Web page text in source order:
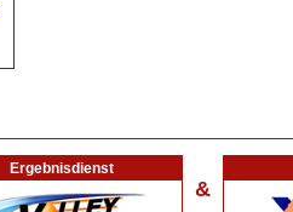
Ergebnisdienst
&